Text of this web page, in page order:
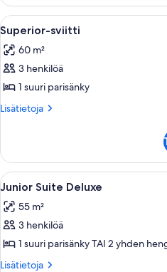
Avaa
kaikki
huonetyypin
Superior-
sviitti
kuvat
5
Superior-sviitti
60 m²
3 henkilöä
1 suuri parisänky
Lisätietoja
Lisätietoja
Avaa
kaikki
huonetyypin
Junior
Suite
Deluxe
5
Junior Suite Deluxe
55 m²
3 henkilöä
1 suuri parisänky TAI 2 yhden
Lisätietoja
Lisätietoja